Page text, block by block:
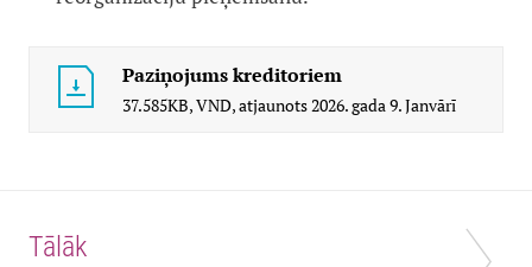
Paziņojums kreditoriem
37.585KB,VND,atjaunots2026. gada 9. Janvārī
Tālāk